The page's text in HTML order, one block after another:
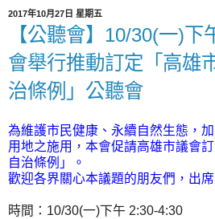
2017年10月27日 星期五
【公聽會】10/30(一)
會舉行推動訂定「高雄
治條例」公聽會
為維護市民健康、永續自然生態，
用地之施用，本會促請高雄市議會
自治條例」。
歡迎各界關心本議題的朋友們，出
時間：10/30(一)下午 2:30-4:30